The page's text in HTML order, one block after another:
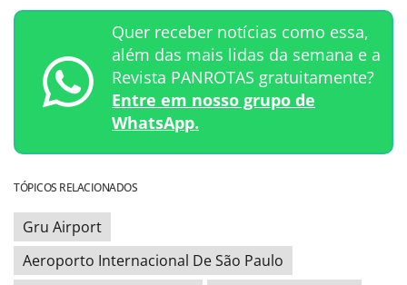
Quer receber notícias como essa,
além das mais lidas da semana e a
Revista PANROTAS gratuitamente?
Entre em nosso grupo de
WhatsApp.
TÓPICOS RELACIONADOS
Gru Airport
Aeroporto Internacional De São Paulo